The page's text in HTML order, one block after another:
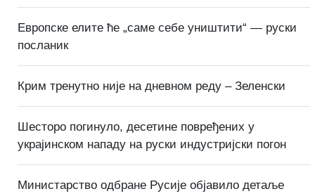
Европске елите ће „саме себе уништити“ — руски
посланик
Крим тренутно није на дневном реду – Зеленски
Шесторо погинуло, десетине повређених у
украјинском нападу на руски индустријски погон
Министарство одбране Русије објавило детаље